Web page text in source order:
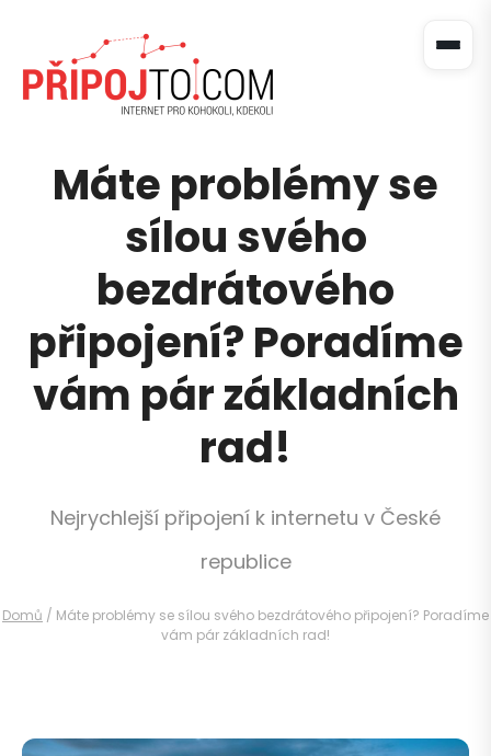
Máte problémy se
sílou svého
bezdrátového
připojení? Poradíme
vám pár základních
rad!
Nejrychlejší připojení k internetu v České
republice
Domů / Máte problémy se sílou svého bezdrátového připojení? Poradíme
vám pár základních rad!